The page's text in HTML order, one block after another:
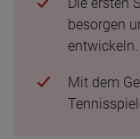
besorgen
entwickeln.
Mit dem